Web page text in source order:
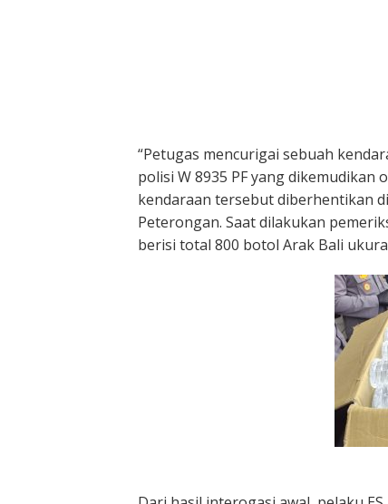
“Petugas mencurigai sebuah
polisi W 8935 PF yang
kendaraan tersebut diberhentikan
Peterongan. Saat dilakukan
berisi total 800 botol Arak Bali